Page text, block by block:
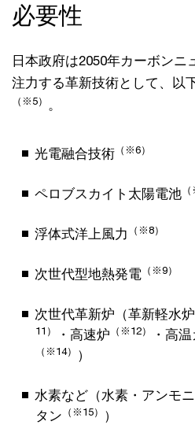
必要性
日本政府は2050年カーボンニ
注力する革新技術として、以
（※5） 。
光電融合技術 （※6）
ペロブスカイト太陽電池
浮体式洋上風力 （※8）
次世代型地熱発電 （※9）
次世代革新炉（革新軽水炉
11）
・高速炉 （※12） ・高
（※14） ）
水素など（水素・アンモ
タン （※15） ）